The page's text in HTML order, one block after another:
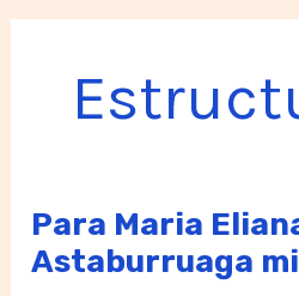
Para Maria
Astaburruaga